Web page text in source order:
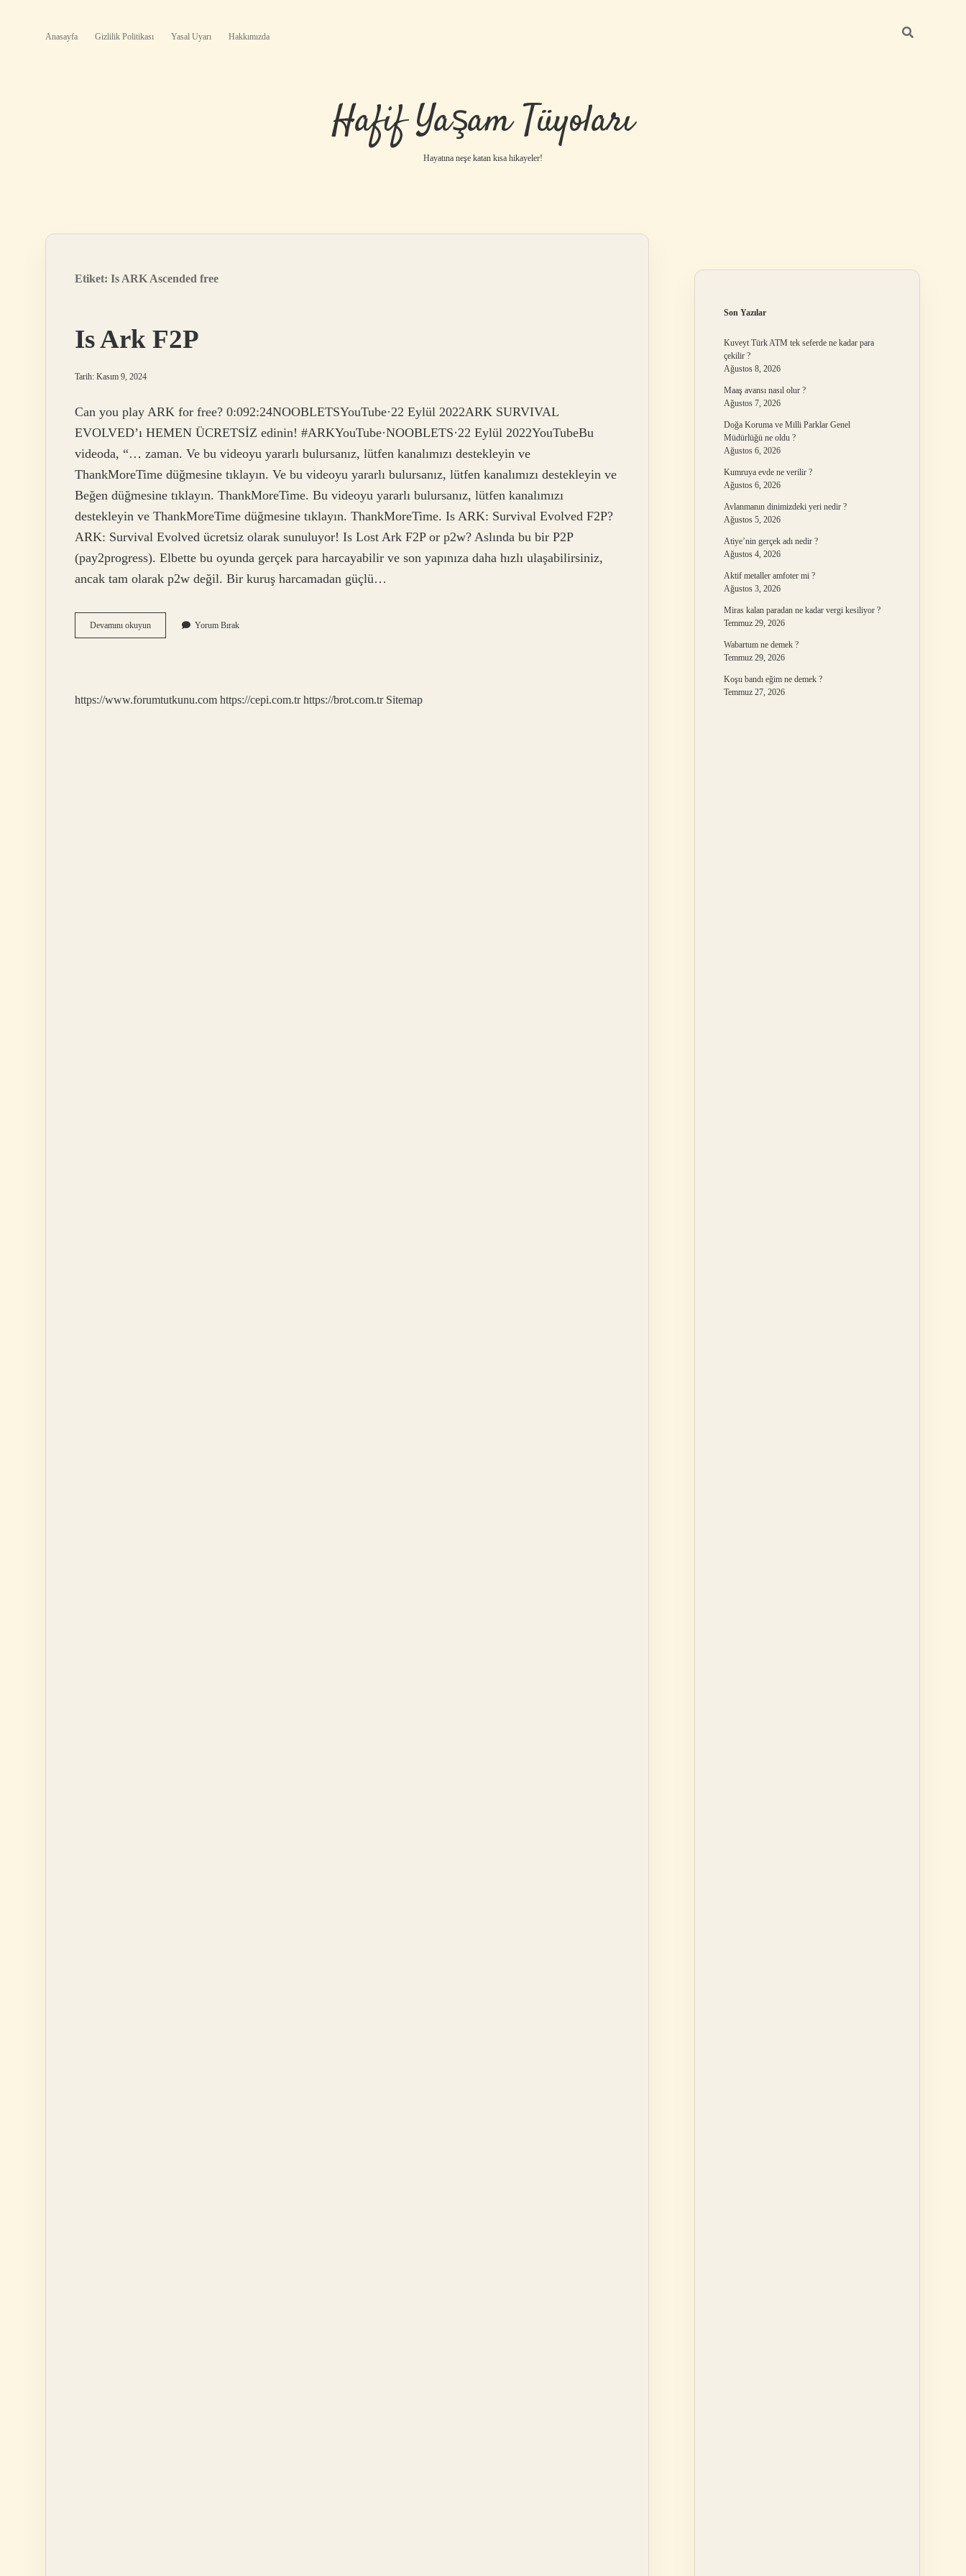
Anasayfa Gizlilik Politikası Yasal Uyarı Hakkımızda
Hafif Yaşam Tüyoları
Hayatına neşe katan kısa hikayeler!
Etiket: Is ARK Ascended free
Is Ark F2P
Tarih: Kasım 9, 2024
Can you play ARK for free? 0:092:24NOOBLETSYouTube·22 Eylül 2022ARK SURVIVAL
EVOLVED’ı HEMEN ÜCRETSİZ edinin! #ARKYouTube·NOOBLETS·22 Eylül 2022YouTubeBu
videoda, “… zaman. Ve bu videoyu yararlı bulursanız, lütfen kanalımızı destekleyin ve
ThankMoreTime düğmesine tıklayın. Ve bu videoyu yararlı bulursanız, lütfen kanalımızı destekleyin ve
Beğen düğmesine tıklayın. ThankMoreTime. Bu videoyu yararlı bulursanız, lütfen kanalımızı
destekleyin ve ThankMoreTime düğmesine tıklayın. ThankMoreTime. Is ARK: Survival Evolved F2P?
ARK: Survival Evolved ücretsiz olarak sunuluyor! Is Lost Ark F2P or p2w? Aslında bu bir P2P
(pay2progress). Elbette bu oyunda gerçek para harcayabilir ve son yapınıza daha hızlı ulaşabilirsiniz,
ancak tam olarak p2w değil. Bir kuruş harcamadan güçlü…
Devamını okuyunIs
Ark
Yorum Bırak
https://www.forumtutkunu.com https://cepi.com.tr https://brot.com.tr Sitemap
Son Yazılar
Kuveyt Türk ATM tek seferde ne kadar para
çekilir ?
Ağustos 8, 2026
Maaş avansı nasıl olur ?
Ağustos 7, 2026
Doğa Koruma ve Milli Parklar Genel
Müdürlüğü ne oldu ?
Ağustos 6, 2026
Kumruya evde ne verilir ?
Ağustos 6, 2026
Avlanmanın dinimizdeki yeri nedir ?
Ağustos 5, 2026
Atiye’nin gerçek adı nedir ?
Ağustos 4, 2026
Aktif metaller amfoter mi ?
Ağustos 3, 2026
Miras kalan paradan ne kadar vergi kesiliyor ?
Temmuz 29, 2026
Wabartum ne demek ?
Temmuz 29, 2026
Koşu bandı eğim ne demek ?
Temmuz 27, 2026